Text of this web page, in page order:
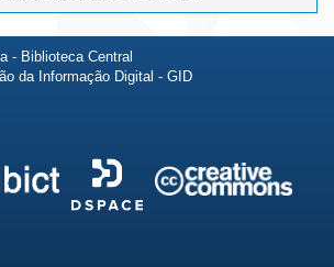
- Biblioteca Central
da Informação Digital - GID